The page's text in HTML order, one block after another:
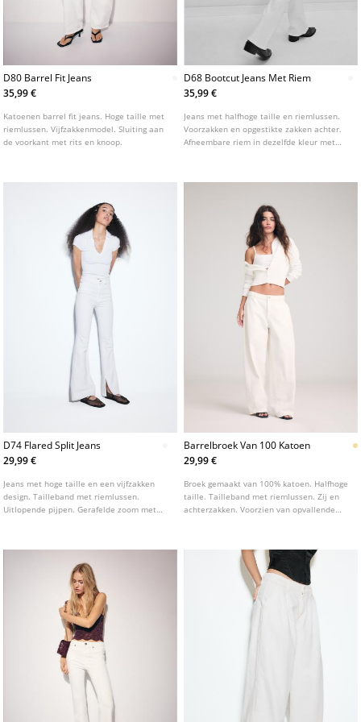
D80 Barrel Fit Jeans
35,99 €
Katoenen barrel fit jeans. Hoge taille met
riemlussen. Vijfzakkenmodel. Sluiting aan
de voorkant met rits en knoop.
D68 Bootcut Jeans Met Riem
35,99 €
Jeans met halfhoge taille en riemlussen.
Voorzakken en opgestikte zakken achter.
Afneembare riem in dezelfde kleur met
uitlopende pijpen. Verkrijgbaar in
D74 Flared Split Jeans
29,99 €
Jeans met hoge taille en een vijfzakken
design. Tailleband met riemlussen.
Uitlopende pijpen. Gerafelde zoom met
verschillende kleuren.
Barrelbroek Van 100 Katoen
29,99 €
Broek gemaakt van 100% katoen. Halfhoge
taille. Tailleband met riemlussen. Zij en
achterzakken. Voorzien van opvallende